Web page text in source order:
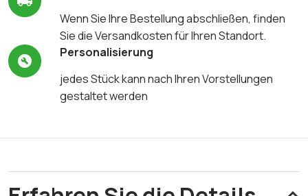
Wenn Sie Ihre Bestellung abschließen, finden
Sie die Versandkosten für Ihren Standort.
Personalisierung
jedes Stück kann nach Ihren Vorstellungen
gestaltet werden